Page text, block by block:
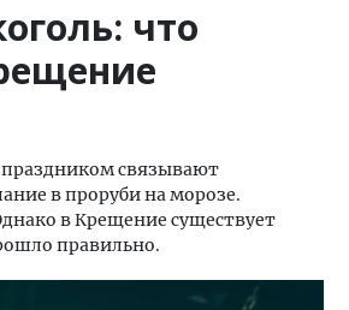
что
связывают
в проруби на морозе.
в Крещение существует
правильно.